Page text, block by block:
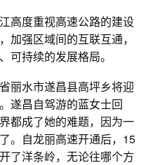
度重视高速公路的建设
加强区域间的互联互通，
可持续的发展格局。
水市遂昌县高坪乡将迎
遂昌自驾游的蓝女士回
都成了她的难题，因为一
。自龙丽高速开通后，15
了洋条岭，无论往哪个方